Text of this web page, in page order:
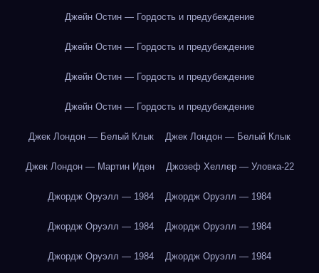
Джейн Остин — Гордость и предубеждение
Джейн Остин — Гордость и предубеждение
Джейн Остин — Гордость и предубеждение
Джейн Остин — Гордость и предубеждение
Джек Лондон — Белый Клык Джек Лондон — Белый Клык
Джек Лондон — Мартин Иден Джозеф Хеллер — Уловка-22
Джордж Оруэлл — 1984 Джордж Оруэлл — 1984
Джордж Оруэлл — 1984 Джордж Оруэлл — 1984
Джордж Оруэлл — 1984 Джордж Оруэлл — 1984